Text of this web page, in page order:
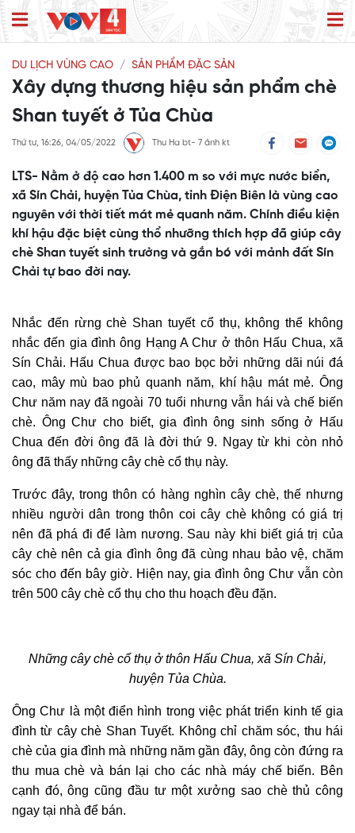
DU LỊCH VÙNG CAO SẢN PHẨM ĐẶC SẢN
Xây dựng thương hiệu sản phẩm chè
Shan tuyết ở Tủa Chùa
Thứ tư, 16:26, 04/05/2022 Thu Ha bt- 7 ảnh kt
LTS- Nằm ở độ cao hơn 1.400 m so với mực nước biển,
xã Sín Chải, huyện Tủa Chùa, tỉnh Điện Biên là vùng cao
nguyên với thời tiết mát mẻ quanh năm. Chính điều kiện
khí hậu đặc biệt cùng thổ nhưỡng thích hợp đã giúp cây
chè Shan tuyết sinh trưởng và gắn bó với mảnh đất Sín
Chải tự bao đời nay.
Nhắc đến rừng chè Shan tuyết cổ thụ, không thể không
nhắc đến gia đình ông Hạng A Chư ở thôn Hấu Chua, xã
Sín Chải. Hấu Chua được bao bọc bởi những dãi núi đá
cao, mây mù bao phủ quanh năm, khí hậu mát mẻ. Ông
Chư năm nay đã ngoài 70 tuổi nhưng vẫn hái và chế biến
chè. Ông Chư cho biết, gia đình ông sinh sống ở Hấu
Chua đến đời ông đã là đời thứ 9. Ngay từ khi còn nhỏ
ông đã thấy những cây chè cổ thụ này.
Trước đây, trong thôn có hàng nghìn cây chè, thế nhưng
nhiều người dân trong thôn coi cây chè không có giá trị
nên đã phá đi để làm nương. Sau này khi biết giá trị của
cây chè nên cả gia đình ông đã cùng nhau bảo vệ, chăm
sóc cho đến bây giờ. Hiện nay, gia đình ông Chư vẫn còn
trên 500 cây chè cổ thụ cho thu hoạch đều đặn.
Những cây chè cổ thụ ở thôn Hấu Chua, xã Sín Chải,
huyện Tủa Chùa.
Ông Chư là một điển hình trong việc phát triển kinh tế gia
đình từ cây chè Shan Tuyết. Không chỉ chăm sóc, thu hái
chè của gia đình mà những năm gần đây, ông còn đứng ra
thu mua chè và bán lại cho các nhà máy chế biến. Bên
cạnh đó, ông cũng đầu tư một xưởng sao chè thủ công
ngay tại nhà để bán.